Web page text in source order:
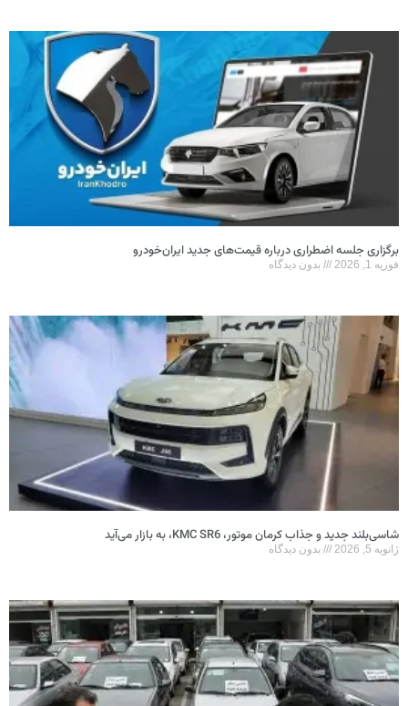
برگزاری جلسه اضطراری درباره قیمت‌های جدید ایران‌خودرو
فوریه 1, 2026 بدون دیدگاه
شاسی‌بلند جدید و جذاب کرمان موتور، KMC SR6، به بازار می‌آید
ژانویه 5, 2026 بدون دیدگاه